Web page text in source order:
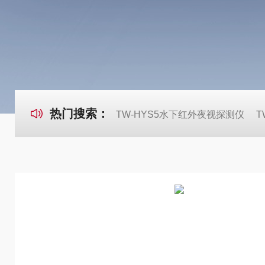
热门搜索： TW-HYS5水下红外夜视探测仪